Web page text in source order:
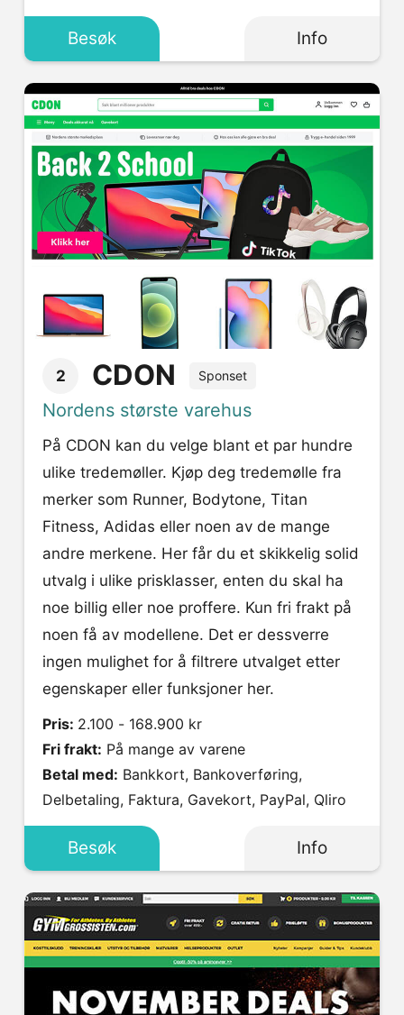
Besøk Info
2 CDON Sponset
Nordens største varehus
På CDON kan du velge blant et par hundre
ulike tredemøller. Kjøp deg tredemølle fra
merker som Runner, Bodytone, Titan
Fitness, Adidas eller noen av de mange
andre merkene. Her får du et skikkelig solid
utvalg i ulike prisklasser, enten du skal ha
noe billig eller noe proffere. Kun fri frakt på
noen få av modellene. Det er dessverre
ingen mulighet for å filtrere utvalget etter
egenskaper eller funksjoner her.
Pris: 2.100 - 168.900 kr
Fri frakt: På mange av varene
Betal med:
Delbetaling, Faktura, Gavekort, PayPal, Qliro
Besøk Info